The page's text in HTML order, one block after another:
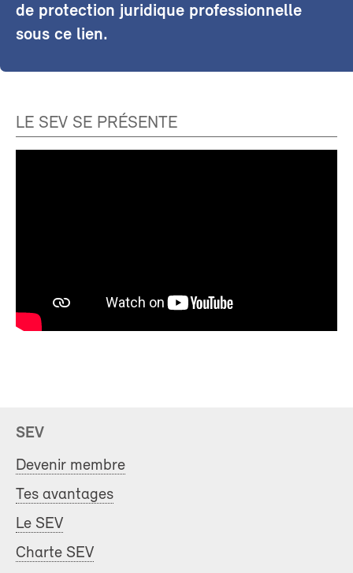
de protection juridique professionnelle
sous ce lien.
LE SEV SE PRÉSENTE
SEV
Devenir membre
Tes avantages
Le SEV
Charte SEV